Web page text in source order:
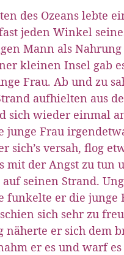
des Ozeans lebte
jeden Winkel
Mann als
kleinen Insel gab
Frau. Ab und zu
aufhielten aus
sich wieder einmal
junge Frau
versah, flog
mit der Angst zu tun
seinen Strand.
funkelte er die junge
sich sehr zu
er sich dem
er es und warf